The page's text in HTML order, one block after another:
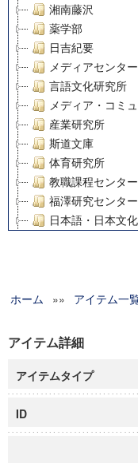
湘南藤沢
薬学部
日吉紀要
メディアセンター
言語文化研究所
メディア・コミ
産業研究所
斯道文庫
体育研究所
教職課程センター
福澤研究センター
日本語・日本文
グローバルリサ
科学研究費補助
慶應義塾大学グ
慶應義塾大学グ
博士課程教育リ
学術雑誌掲載論
ホーム »» アイテム一
アイテム詳細
アイテムタイプ
ID